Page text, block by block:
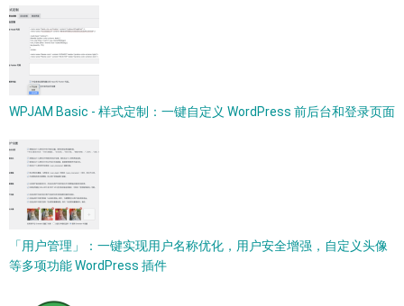
WPJAM Basic - 样式定制：一键自定义 WordPress 前后台和登录页面
「用户管理」：一键实现用户名称优化，用户安全增强，自定义头像
等多项功能 WordPress 插件